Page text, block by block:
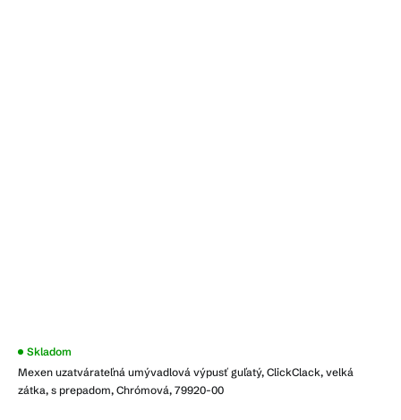
Mexen uzatvárateľná umývadlová výpusť guľatý, ClickClack, velká
zátka, s prepadom, Chrómová, 79920-00
Skladom